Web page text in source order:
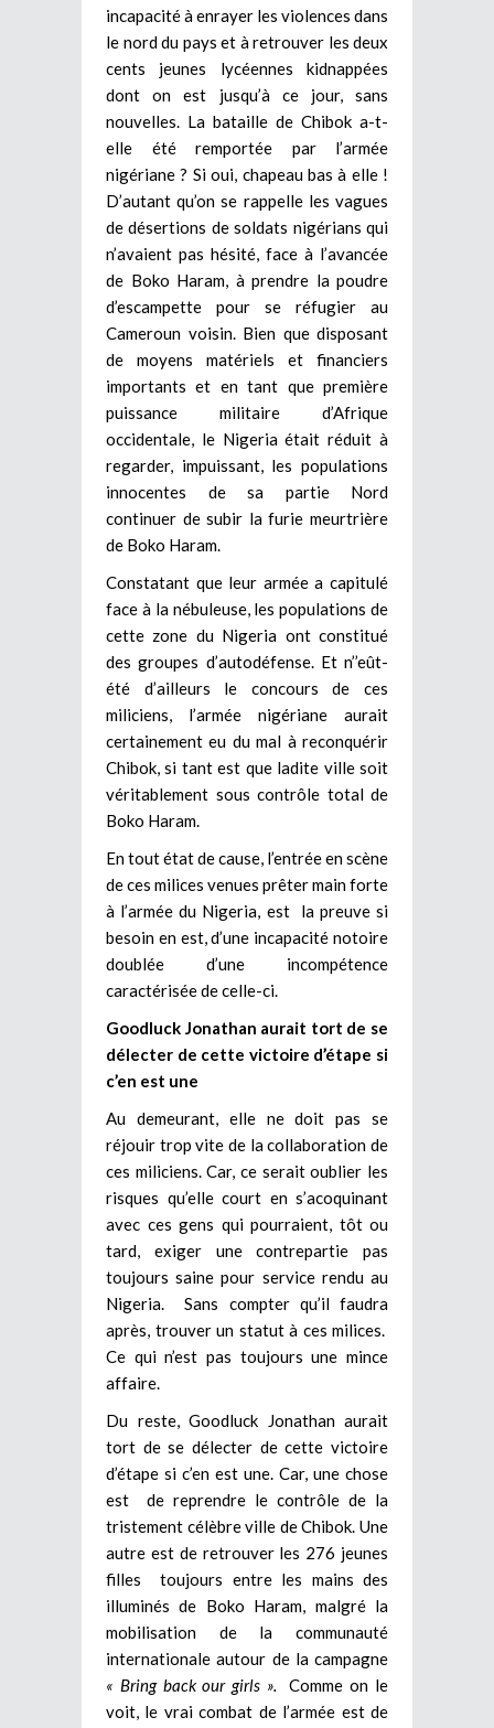
incapacité à enrayer les violences dans
le nord du pays et à retrouver les deux
cents jeunes lycéennes kidnappées
dont on est jusqu’à ce jour, sans
nouvelles. La bataille de Chibok a-t-
elle été remportée par l’armée
nigériane ? Si oui, chapeau bas à elle !
D’autant qu’on se rappelle les vagues
de désertions de soldats nigérians qui
n’avaient pas hésité, face à l’avancée
de Boko Haram, à prendre la poudre
d’escampette pour se réfugier au
Cameroun voisin. Bien que disposant
de moyens matériels et financiers
importants et en tant que première
puissance militaire d’Afrique
occidentale, le Nigeria était réduit à
regarder, impuissant, les populations
innocentes de sa partie Nord
continuer de subir la furie meurtrière
de Boko Haram.
Constatant que leur armée a capitulé
face à la nébuleuse, les populations de
cette zone du Nigeria ont constitué
des groupes d’autodéfense. Et n’’eût-
été d’ailleurs le concours de ces
miliciens, l’armée nigériane aurait
certainement eu du mal à reconquérir
Chibok, si tant est que ladite ville soit
véritablement sous contrôle total de
Boko Haram.
En tout état de cause, l’entrée en scène
de ces milices venues prêter main forte
à l’armée du Nigeria, est la preuve si
besoin en est, d’une incapacité notoire
doublée d’une incompétence
caractérisée de celle-ci.
Goodluck Jonathan aurait tort de se
délecter de cette victoire d’étape si
c’en est une
Au demeurant, elle ne doit pas se
réjouir trop vite de la collaboration de
ces miliciens. Car, ce serait oublier les
risques qu’elle court en s’acoquinant
avec ces gens qui pourraient, tôt ou
tard, exiger une contrepartie pas
toujours saine pour service rendu au
Nigeria. Sans compter qu’il faudra
après, trouver un statut à ces milices.
Ce qui n’est pas toujours une mince
affaire.
Du reste, Goodluck Jonathan aurait
tort de se délecter de cette victoire
d’étape si c’en est une. Car, une chose
est de reprendre le contrôle de la
tristement célèbre ville de Chibok. Une
autre est de retrouver les 276 jeunes
filles toujours entre les mains des
illuminés de Boko Haram, malgré la
mobilisation de la communauté
internationale autour de la campagne
« Bring back our girls ».
Comme on le
voit, le vrai combat de l’armée est de